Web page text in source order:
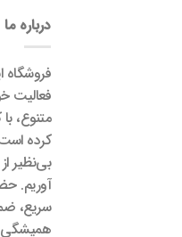
درباره ما
فعالیت
متنوع،
کرده
بی‌نظیر
آوریم.
سریع،